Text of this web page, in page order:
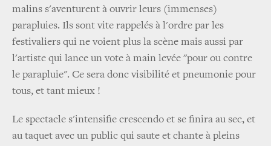
malins s'aventurent à ouvrir leurs (immenses)
parapluies. Ils sont vite rappelés à l'ordre par les
festivaliers qui ne voient plus la scène mais aussi par
l'artiste qui lance un vote à main levée "pour ou contre
le parapluie". Ce sera donc visibilité et pneumonie pour
tous, et tant mieux !
Le spectacle s'intensifie crescendo et se finira au sec, et
au taquet avec un public qui saute et chante à pleins